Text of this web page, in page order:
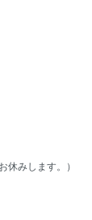
みします。）